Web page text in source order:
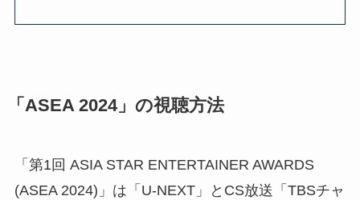
「ASEA 2024」の視聴方法
「第1回 ASIA STAR ENTERTAINER AWARDS
(ASEA 2024)」は「U-NEXT」とCS放送「TBSチャ